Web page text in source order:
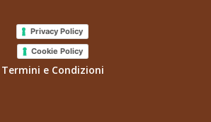
Privacy Policy
Cookie Policy
Termini e Condizioni